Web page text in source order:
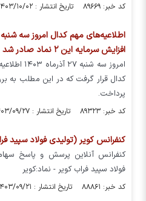
کد خبر: ۸۹۶۶۹ تاریخ انتشار : ۱۴۰۳/۱۰/۰۲
افزایش سرمایه این ۲ نماد صادر شد
امروز سه
کدال قرار گرفت که در این مطلب به
پرداخت.
کد خبر: ۸۹۳۲۳ تاریخ انتشار : ۱۴۰۳/۰۹/۲۷
کنفرانس کویر (تولیدی فولاد سپید فراب
کنفرانس آنلاین پرسش و پاسخ
فولاد سپید فراب کویر - نماد:کویر
کد خبر: ۸۸۸۶۱ تاریخ انتشار : ۱۴۰۳/۰۹/۲۱